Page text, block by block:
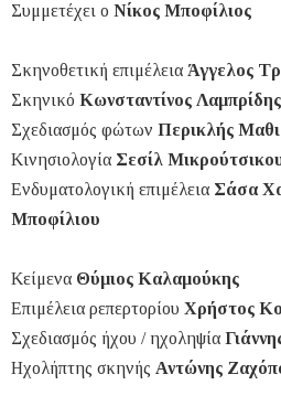
Συμμετέχει ο Νίκος Μποφίλιος
Σκηνοθετική επιμέλεια Άγγελος
Σκηνικό Κωνσταντίνος Λαμπρίδης
Σχεδιασμός φώτων Περικλής
Κινησιολογία Σεσίλ
Ενδυματολογική επιμέλεια Σάσα
Μποφίλιου
Κείμενα Θύμιος Καλαμούκης
Επιμέλεια ρεπερτορίου Χρήστος
Σχεδιασμός ήχου / ηχοληψία
Ηχολήπτης σκηνής Αντώνης